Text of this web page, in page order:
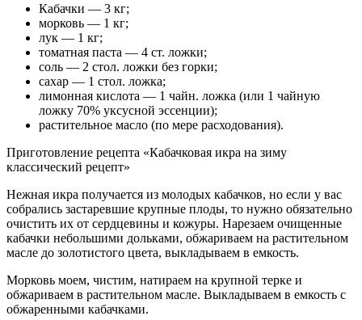
Кабачки — 3 кг;
морковь — 1 кг;
лук — 1 кг;
томатная паста — 4 ст. ложки;
соль — 2 стол. ложки без горки;
сахар — 1 стол. ложка;
лимонная кислота — 1 чайн. ложка (или 1 чайную
ложку 70% уксусной эссенции);
растительное масло (по мере расходования).
Приготовление рецепта «Кабачковая икра на зиму
классический рецепт»
Нежная икра получается из молодых кабачков, но если у вас
собрались застаревшие крупные плоды, то нужно обязательно
очистить их от сердцевины и кожуры. Нарезаем очищенные
кабачки небольшими дольками, обжариваем на растительном
масле до золотистого цвета, выкладываем в емкость.
Морковь моем, чистим, натираем на крупной терке и
обжариваем в растительном масле. Выкладываем в емкость с
обжаренными кабачками.